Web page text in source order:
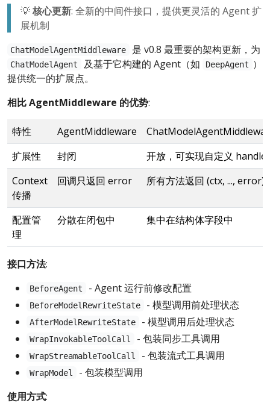
💡核心更新: 全新的中间件接口，提供更灵活的 Agent 扩
展机制
ChatModelAgentMiddleware 是 v0.8 最重要的架构更新，为
ChatModelAgent 及基于它构建的 Agent（如 DeepAgent ）
提供统一的扩展点。
相比 AgentMiddleware 的优势:
特性 AgentMiddleware
扩展性
封闭
开放，可实现自定义 handler
Context
传播
回调只返回 error 所有方法返回 (ctx, ..., error)
配置管
理
分散在闭包中 集中在结构体字段中
接口方法:
BeforeAgent - Agent 运行前修改配置
BeforeModelRewriteState - 模型调用前处理状态
AfterModelRewriteState - 模型调用后处理状态
WrapInvokableToolCall - 包装同步工具调用
WrapStreamableToolCall - 包装流式工具调用
WrapModel
- 包装模型调用
使用方式: